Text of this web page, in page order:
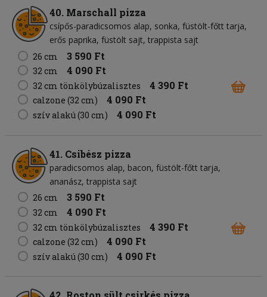
40. Marschall pizza
csípős-paradicsomos alap sonka füstölt-főtt tarja
erős paprika füstölt sajt trappista sajt
26 cm
3 590 Ft
32 cm 4 090 Ft
32 cm tönkölybúzalisztes 4 390 Ft
calzone (32 cm) 4 090 Ft
szív alakú (30 cm) 4 090 Ft
41. Csibész pizza
paradicsomos alap bacon füstölt-főtt tarja
ananász trappista sajt
26 cm
3 590 Ft
32 cm 4 090 Ft
32 cm tönkölybúzalisztes 4 390 Ft
calzone (32 cm) 4 090 Ft
szív alakú (30 cm) 4 090 Ft